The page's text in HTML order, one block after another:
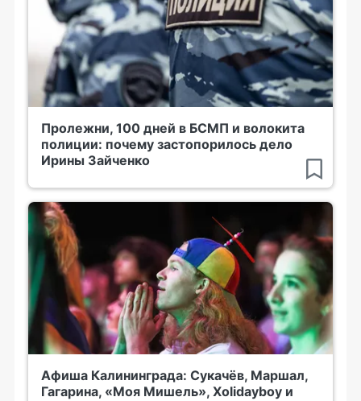
Пролежни, 100 дней в БСМП и волокита
полиции: почему застопорилось дело
Ирины Зайченко
Афиша Калининграда: Сукачёв, Маршал,
Гагарина, «Моя Мишель», Xolidayboy и